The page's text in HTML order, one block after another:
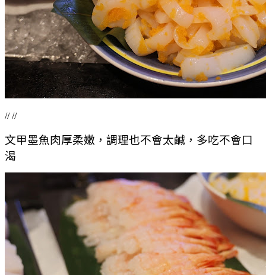
// //
文甲墨魚肉厚柔嫩，調理也不會太鹹，多吃不會口
渴